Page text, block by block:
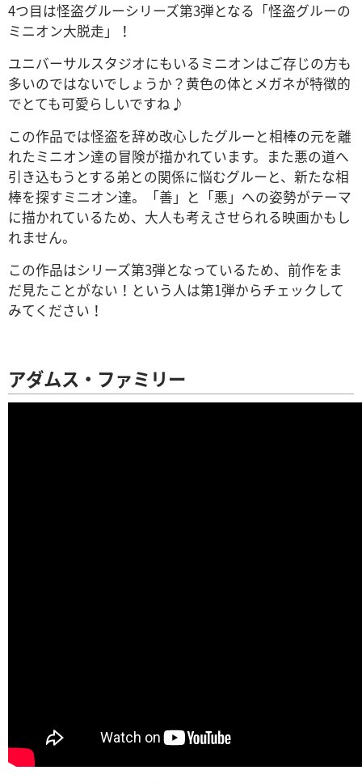
4つ目は怪盗グルーシリーズ第3弾となる「怪盗グルーの
ミニオン大脱走」！
ユニバーサルスタジオにもいるミニオンはご存じの方も
多いのではないでしょうか？黄色の体とメガネが特徴的
でとても可愛らしいですね♪
この作品では怪盗を辞め改心したグルーと相棒の元を離
れたミニオン達の冒険が描かれています。また悪の道へ
引き込もうとする弟との関係に悩むグルーと、新たな相
棒を探すミニオン達。「善」と「悪」への姿勢がテーマ
に描かれているため、大人も考えさせられる映画かもし
れません。
この作品はシリーズ第3弾となっているため、前作をま
だ見たことがない！という人は第1弾からチェックして
みてください！
アダムス・ファミリー